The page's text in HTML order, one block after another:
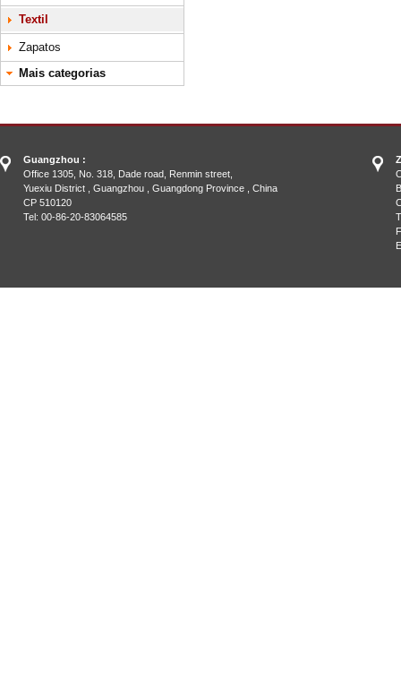
Textil
Zapatos
Mais categorias
Guangzhou :
Office 1305, No. 318, Dade road, Renmin street,
Yuexiu District , Guangzhou , Guangdong Province , China
CP 510120
Tel: 00-86-20-83064585